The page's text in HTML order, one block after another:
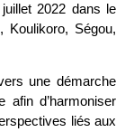
2022 dans le
Ségou,
une démarche
afin d’harmoniser
liés aux